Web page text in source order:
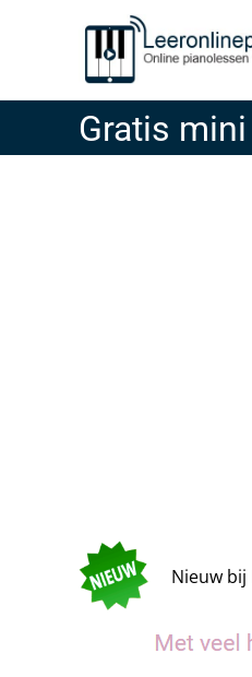
Gratis
Nieuw